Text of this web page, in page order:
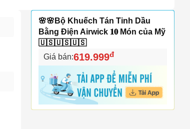
🌸🌸Bộ Khuếch Tán Tinh Dầu
Bằng Điện Airwick 𝟏𝟎 Món của Mỹ
🇺🇸🇺🇸🇺🇸
Giá bán:619.999đ